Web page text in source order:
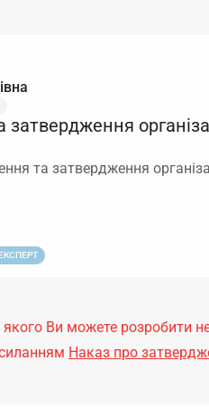
та затвердження
якого Ви можете розробити
Наказ про